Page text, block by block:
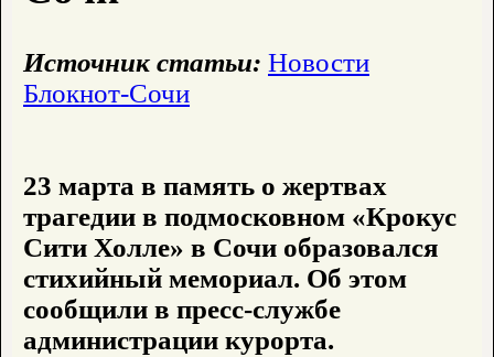
Источник статьи: Новости
Блокнот-Сочи
23 марта в память о жертвах
трагедии в подмосковном «Крокус
Сити Холле» в Сочи образовался
стихийный мемориал. Об этом
сообщили в пресс-службе
администрации курорта.